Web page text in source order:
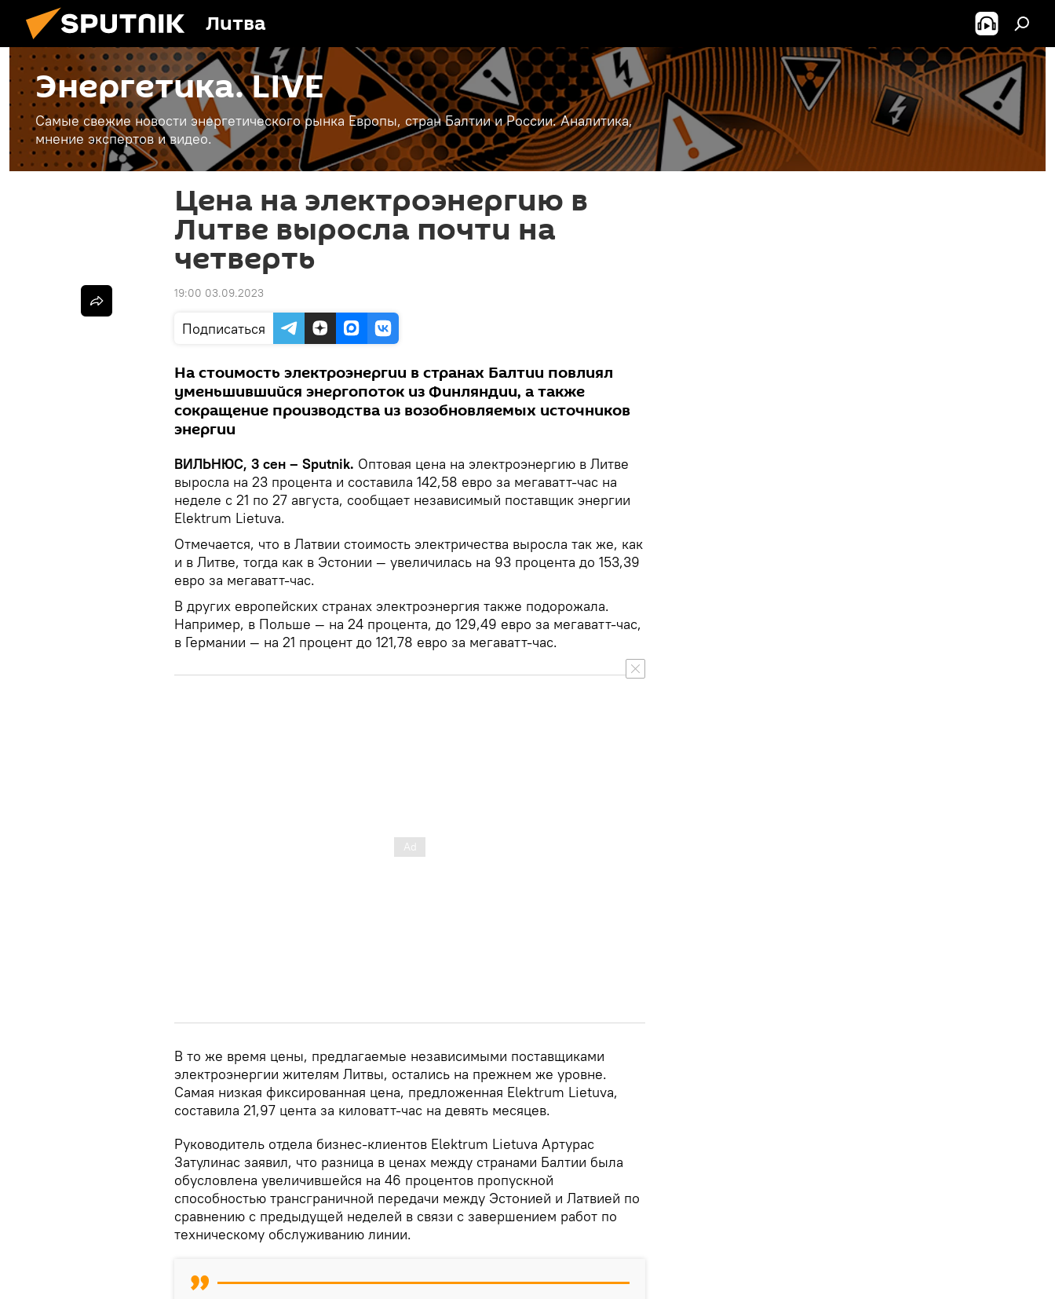
Литва
Энергетика. LIVE
Самые свежие новости энергетического рынка Европы, стран Балтии и России. Аналитика,
мнение экспертов и видео.
Цена на электроэнергию в
Литве выросла почти на
четверть
19:00 03.09.2023
Подписаться
На стоимость электроэнергии в странах Балтии повлиял
уменьшившийся энергопоток из Финляндии, а также
сокращение производства из возобновляемых источников
энергии
ВИЛЬНЮС, 3 сен – Sputnik. Оптовая цена на электроэнергию в Литве
выросла на 23 процента и составила 142,58 евро за мегаватт-час на
неделе с 21 по 27 августа, сообщает независимый поставщик энергии
Elektrum Lietuva.
Отмечается, что в Латвии стоимость электричества выросла так же, как
и в Литве, тогда как в Эстонии — увеличилась на 93 процента до 153,39
евро за мегаватт-час.
В других европейских странах электроэнергия также подорожала.
Например, в Польше — на 24 процента, до 129,49 евро за мегаватт-час,
в Германии — на 21 процент до 121,78 евро за мегаватт-час.
В то же время цены, предлагаемые независимыми поставщиками
электроэнергии жителям Литвы, остались на прежнем же уровне.
Самая низкая фиксированная цена, предложенная Elektrum Lietuva,
составила 21,97 цента за киловатт-час на девять месяцев.
Руководитель отдела бизнес-клиентов Elektrum Lietuva Артурас
Затулинас заявил, что разница в ценах между странами Балтии была
обусловлена увеличившейся на 46 процентов пропускной
способностью трансграничной передачи между Эстонией и Латвией по
сравнению с предыдущей неделей в связи с завершением работ по
техническому обслуживанию линии.